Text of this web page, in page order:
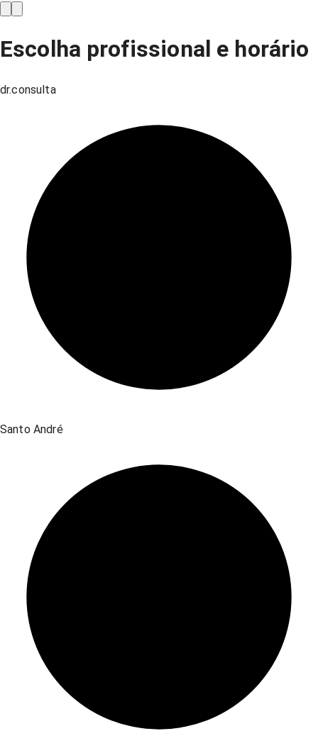
Escolha profissional e horário
dr.consulta
Santo André